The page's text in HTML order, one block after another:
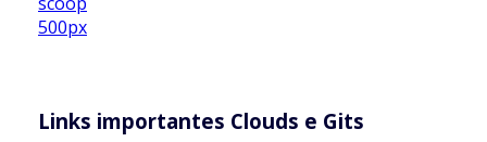
500px
Links importantes Clouds e Gits